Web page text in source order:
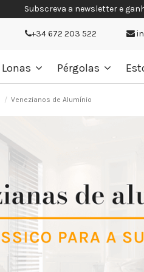
Subscreva a newsletter e
+34 672 203 522
Lonas Pérgolas
Venezianos de Alumínio